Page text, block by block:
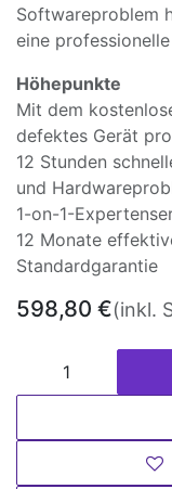
Softwareproblem
eine
Höhepunkte
Mit dem
defektes Gerät
12 Stunden
und
1-on-1-
12 Monate
Standardgarantie
598,80 €(inkl.